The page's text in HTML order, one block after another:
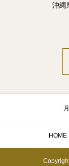
沖縄
HOME